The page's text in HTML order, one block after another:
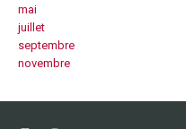
mai
juillet
septembre
novembre